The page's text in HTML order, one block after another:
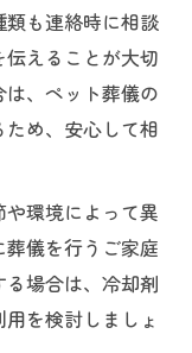
法と保冷対策
存グッズの活
一覧
注意点
ない心得
と段取り方法
も連絡時に相談
えることが大切
、ペット葬儀の
め、安心して相
環境によって異
儀を行うご家庭
場合は、冷却剤
を検討しましょ